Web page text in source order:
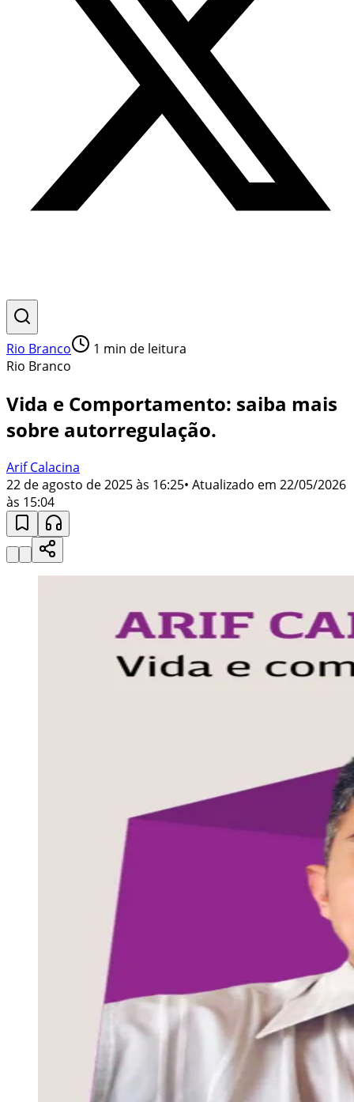
Rio Branco 1 min de leitura
Rio Branco
Vida e Comportamento: saiba mais
sobre autorregulação.
Arif Calacina
22 de agosto de 2025 às 16:25• Atualizado em 22/05/2026
às 15:04